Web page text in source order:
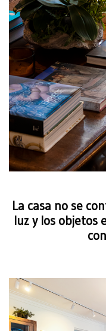
La casa no se
luz y los objetos